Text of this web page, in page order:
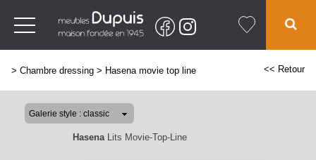
> Chambre dressing > Hasena movie top line << Retour
HasenaLits Movie-Top-Line